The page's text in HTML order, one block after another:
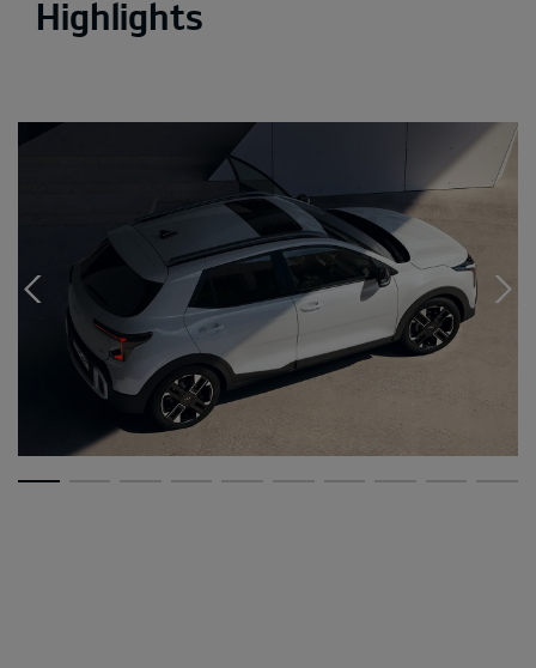
Highlights